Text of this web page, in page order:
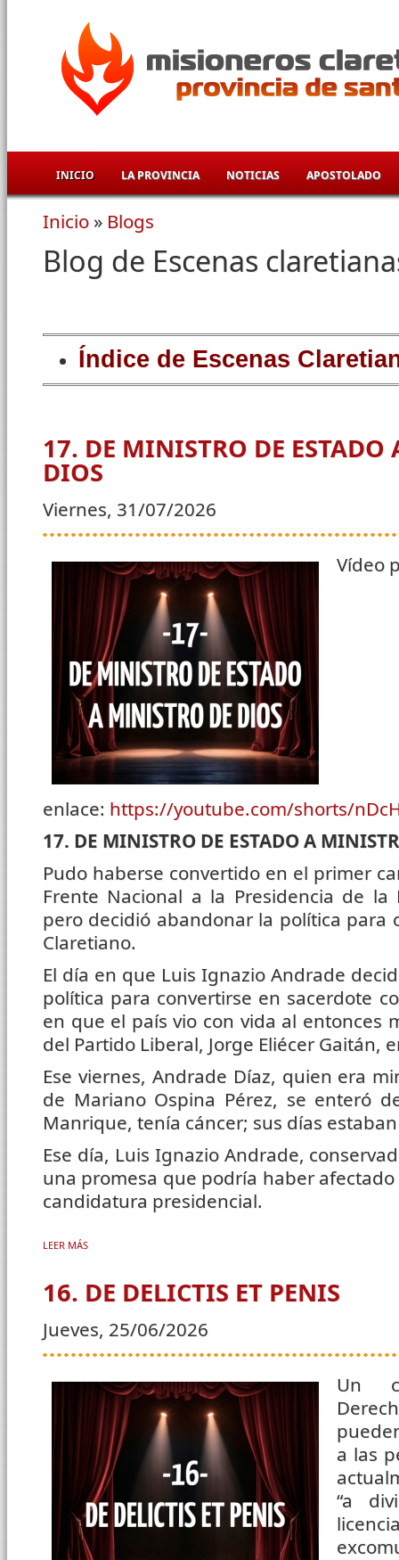
INICIO LA PROVINCIA NOTICIAS APOSTOLADO
Se encuentra usted aquí
Inicio » Blogs
Blog de Escenas
Índice de Escenas
17. DE MINISTRO DE
DIOS
Viernes, 31/07/2026
Vídeo
enlace: https://youtube.com/shorts/
17. DE MINISTRO DE ESTADO A
Pudo haberse convertido en el primer
Frente Nacional a la Presidencia de la
pero decidió abandonar la política para
Claretiano.
El día en que Luis Ignazio Andrade
política para convertirse en sacerdote
en que el país vio con vida al entonces
del Partido Liberal, Jorge Eliécer Gaitán,
Ese viernes, Andrade Díaz, quien era
de Mariano Ospina Pérez, se enteró
Manrique, tenía cáncer; sus días
Ese día, Luis Ignazio Andrade,
una promesa que podría haber
candidatura presidencial.
LEER MÁS
16. DE DELICTIS ET PENIS
Jueves, 25/06/2026
Un
a las
“a